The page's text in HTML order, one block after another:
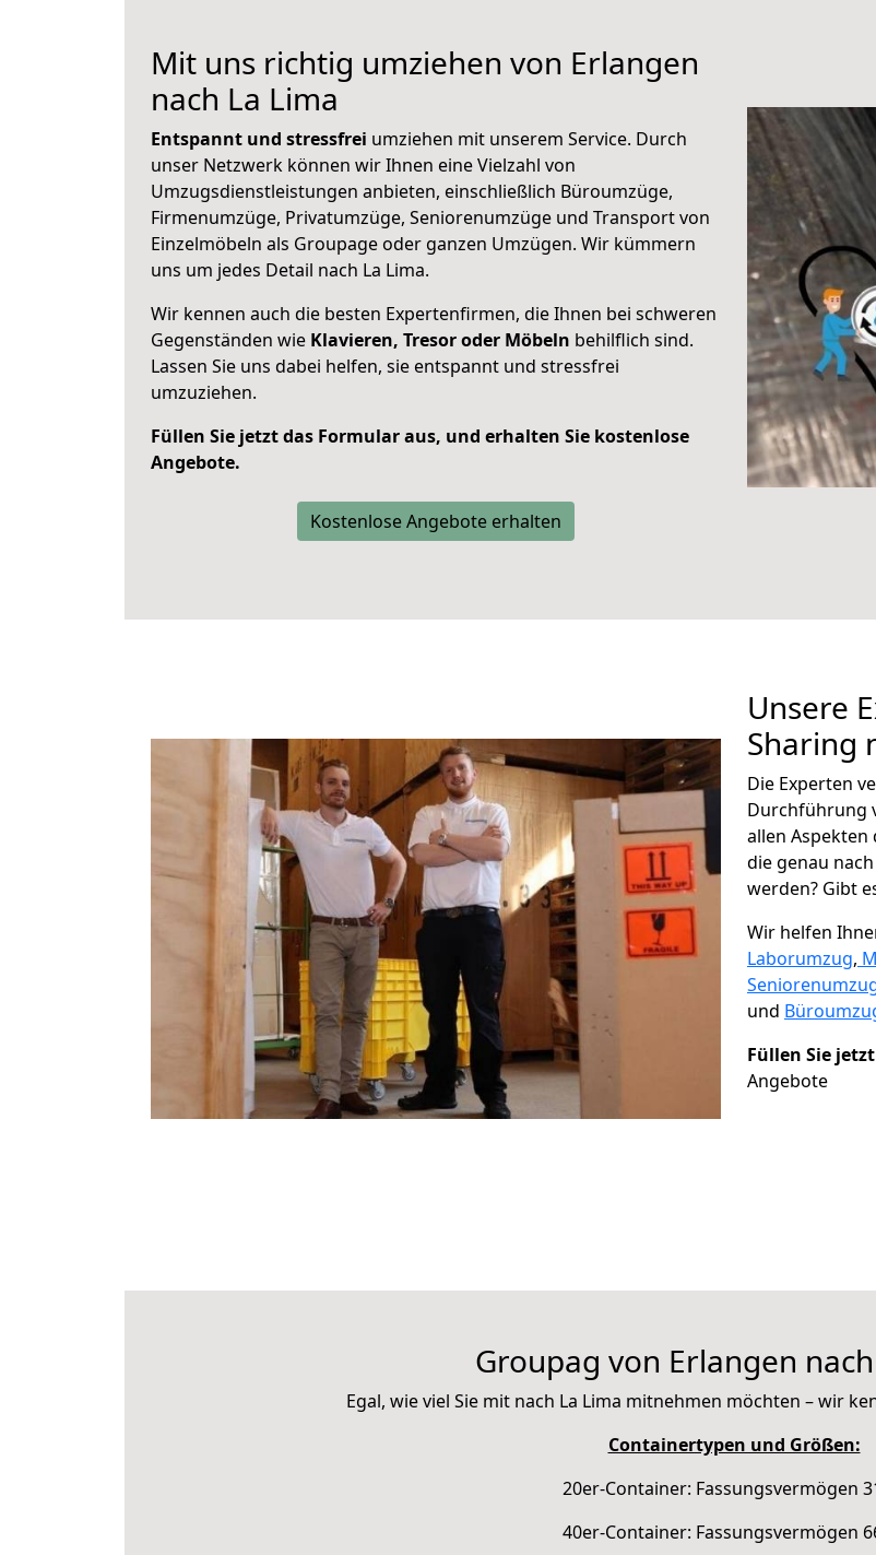
Mit uns richtig umziehen von Erlangen
nach La Lima
Entspannt und stressfrei umziehen mit unserem Service. Durch
unser Netzwerk können wir Ihnen eine Vielzahl von
Umzugsdienstleistungen anbieten, einschließlich Büroumzüge,
Firmenumzüge, Privatumzüge, Seniorenumzüge und Transport von
Einzelmöbeln als Groupage oder ganzen Umzügen. Wir kümmern
uns um jedes Detail nach La Lima.
Wir kennen auch die besten Expertenfirmen, die Ihnen bei schweren
Gegenständen wie Klavieren, Tresor oder Möbeln behilflich sind.
Lassen Sie uns dabei helfen, sie entspannt und stressfrei
umzuziehen.
Füllen Sie jetzt das Formular aus, und erhalten Sie kostenlose
Angebote.
Kostenlose Angebote erhalten
Unsere
Sharing
Die Experten
Durchführung
allen Aspekten
die genau
werden? Gibt
Wir helfen
Laborumzug,
und
Füllen Sie
Angebote
Groupag von Erlangen
Egal, wie viel Sie mit nach La Lima mitnehmen möchten – wir
Containertypen und Größen:
20er-Container: Fassungsvermögen
40er-Container: Fassungsvermögen